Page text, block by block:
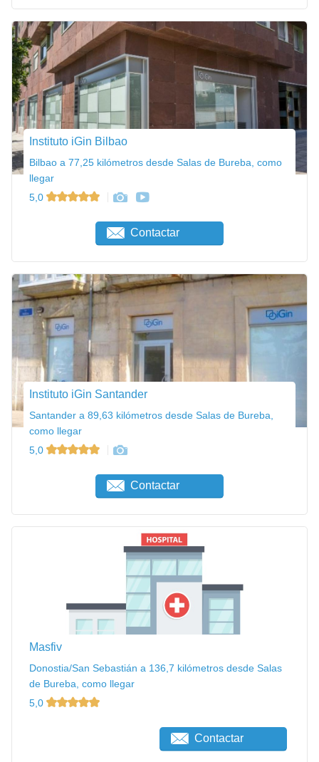
Instituto iGin Bilbao
Bilbao a 77,25 kilómetros desde Salas de Bureba, como
llegar
5,0
Contactar
Instituto iGin Santander
Santander a 89,63 kilómetros desde Salas de Bureba,
como llegar
5,0
Contactar
Masfiv
Donostia/San Sebastián a 136,7 kilómetros desde Salas
de Bureba, como llegar
5,0
Contactar